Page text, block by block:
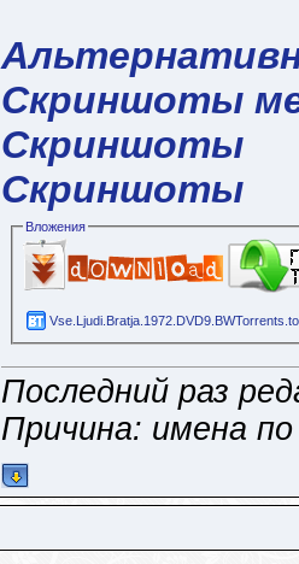
Скриншоты
Скриншоты
Скриншоты
Вложения
Последний раз
Причина: имена